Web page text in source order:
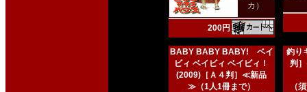
カ）
200円
BABY BABY BABY! ベイ
ビィ ベイビィ ベイビィ！
(2009)［Ａ４判］≪新品
≫（1人1冊まで）
釣り
判
（